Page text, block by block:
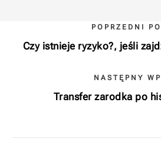
POPRZEDNI
Czy istnieje ryzyko?, jeśli
NASTĘPNY
Transfer zarodka po